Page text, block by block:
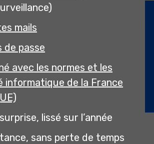
mails
de passe
avec les normes et les
informatique de la France
lissé sur l’année
sans perte de temps